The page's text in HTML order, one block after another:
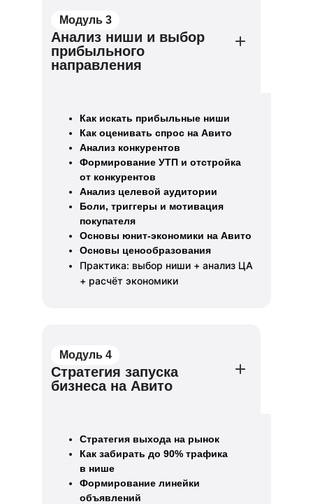
Модуль 3
Анализ ниши и выбор
прибыльного
направления
Как искать прибыльные ниши
Как оценивать спрос на Авито
Анализ конкурентов
Формирование УТП и отстройка
от конкурентов
Анализ целевой аудитории
Боли, триггеры и мотивация
покупателя
Основы юнит-экономики на Авито
Основы ценообразования
Практика: выбор ниши + анализ ЦА
+ расчёт экономики
Модуль 4
Стратегия запуска
бизнеса на Авито
Стратегия выхода на рынок
Как забирать до 90% трафика
в нише
Формирование линейки
объявлений